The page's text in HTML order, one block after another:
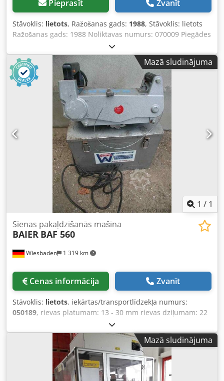
Pieprasīt Zvanīt
Stāvoklis: lietots, Ražošanas gads: 1988, Stāvoklis: lietots
Ražošanas gads: 1988 Noliktavas numurs: 070009 Piegādes
laiks: nekavējoties, starppārdošanas iespēja Izcelsmes
valsts: Vācija Cena: 1600 € Noliktavā: 1 gab. Min. spoles
iekšējais diametrs: 400 mm Maks. spoles iekšējais
diametrs: 700 mm Maks. spoles platums: 1500 mm
Garums: 2050 mm Platums: 820 mm Augstums: 1000 mm
Ar bremzi Chodpfx Aowirq Tjicoa Ar 2 rezerves vārpstām
Mazā sludinājuma
1 / 1
Wiesbaden 1 319 km
Sienas pakaļdzīšanās mašīna
BAIER BAF 560
Cenas informācija Zvanīt
Stāvoklis: lietots, iekārtas/transportlīdzekļa numurs:
050189, rievas platumam: 13 - 30 mm rievas dziļumam: 22
- 35 mm frēzes apgriezienu skaits: apm. 1200 apgr./min
dzinējs: maiņstrāva 220 V, 1020 W Csdpfx Aeb Amlhjicjha
Mazā sludinājuma